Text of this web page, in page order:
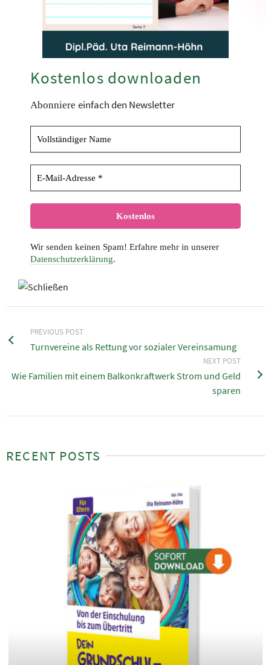
Kostenlos downloaden
Abonniere einfach den Newsletter
Wir senden keinen Spam! Erfahre mehr in unserer
Datenschutzerklärung.
PREVIOUS POST
Turnvereine als Rettung vor sozialer Vereinsamung
NEXT POST
Wie Familien mit einem Balkonkraftwerk Strom und Geld
sparen
RECENT POSTS